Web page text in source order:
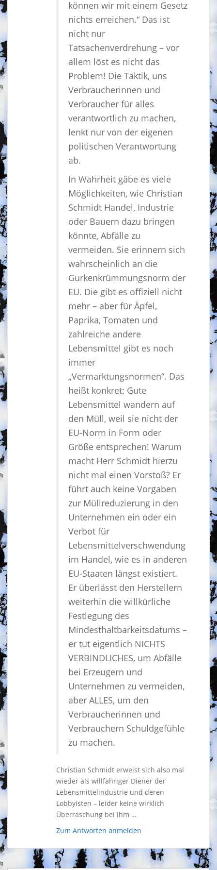
können wir mit einem Gesetz
nichts erreichen.“ Das ist
nicht nur
Tatsachenverdrehung – vor
allem löst es nicht das
Problem! Die Taktik, uns
Verbraucherinnen und
Verbraucher für alles
verantwortlich zu machen,
lenkt nur von der eigenen
politischen Verantwortung
ab.
In Wahrheit gäbe es viele
Möglichkeiten, wie Christian
Schmidt Handel, Industrie
oder Bauern dazu bringen
könnte, Abfälle zu
vermeiden. Sie erinnern sich
wahrscheinlich an die
Gurkenkrümmungsnorm der
EU. Die gibt es offiziell nicht
mehr – aber für Äpfel,
Paprika, Tomaten und
zahlreiche andere
Lebensmittel gibt es noch
immer
„Vermarktungsnormen“. Das
heißt konkret: Gute
Lebensmittel wandern auf
den Müll, weil sie nicht der
EU-Norm in Form oder
Größe entsprechen! Warum
macht Herr Schmidt hierzu
nicht mal einen Vorstoß? Er
führt auch keine Vorgaben
zur Müllreduzierung in den
Unternehmen ein oder ein
Verbot für
Lebensmittelverschwendung
im Handel, wie es in anderen
EU-Staaten längst existiert.
Er überlässt den Herstellern
weiterhin die willkürliche
Festlegung des
Mindesthaltbarkeitsdatums –
er tut eigentlich NICHTS
VERBINDLICHES, um Abfälle
bei Erzeugern und
Unternehmen zu vermeiden,
aber ALLES, um den
Verbraucherinnen und
Verbrauchern Schuldgefühle
zu machen.
Christian Schmidt erweist sich also mal
wieder als willfähriger Diener der
Lebensmittelindustrie und deren
Lobbyisten – leider keine wirklich
Überraschung bei ihm …
Zum Antworten anmelden